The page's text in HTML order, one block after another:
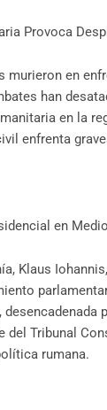
Provoca
murieron en
han
en la
enfrenta
en
Klaus
del Tribunal
rumana.